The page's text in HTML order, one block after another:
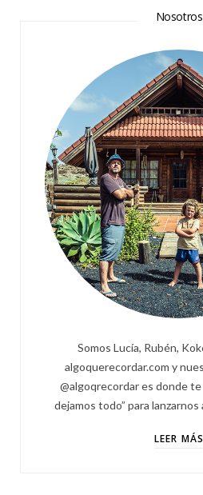
Nosotros
Somos Lucía, Rubén,
algoquerecordar.com y
@algoqrecordar es donde
dejamos todo” para lanzarnos
LEER MÁS